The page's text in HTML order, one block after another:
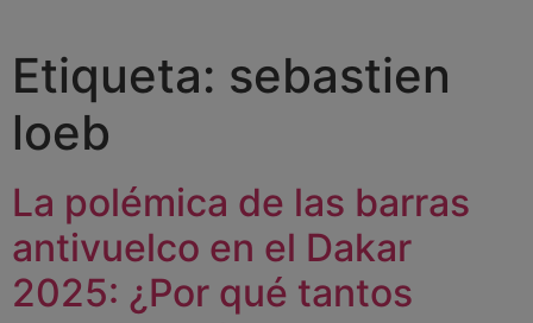
Etiqueta: sebastien
loeb
La polémica de las barras
antivuelco en el Dakar
2025: ¿Por qué tantos